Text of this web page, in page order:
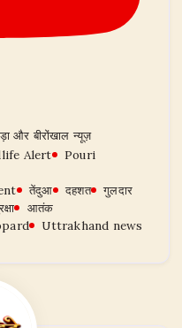
और बीरोंखाल न्यूज़
Alert
Pouri
तेंदुआ दहशत
गुलदार
आतंक
Uttrakhand news